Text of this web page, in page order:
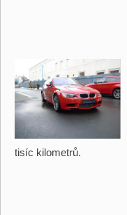
tisíc kilometrů.